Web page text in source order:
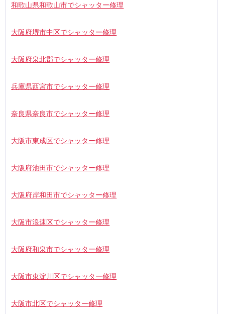
和歌山県和歌山市でシャッター修理
大阪府堺市中区でシャッター修理
大阪府泉北郡でシャッター修理
兵庫県西宮市でシャッター修理
奈良県奈良市でシャッター修理
大阪市東成区でシャッター修理
大阪府池田市でシャッター修理
大阪府岸和田市でシャッター修理
大阪市浪速区でシャッター修理
大阪府和泉市でシャッター修理
大阪市東淀川区でシャッター修理
大阪市北区でシャッター修理